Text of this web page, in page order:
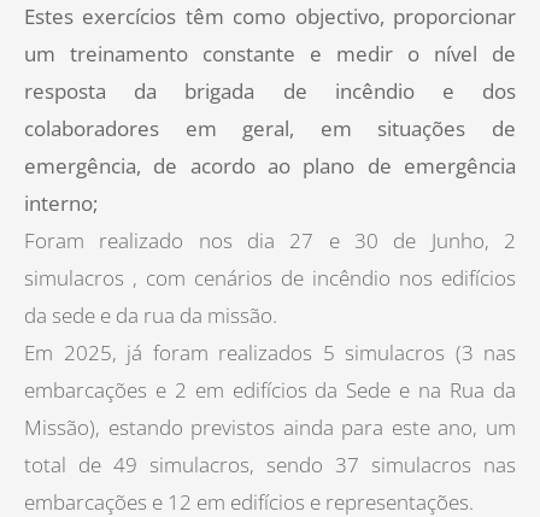
Estes exercícios têm como objectivo, proporcionar
um treinamento constante e medir o nível de
resposta da brigada de incêndio e dos
colaboradores em geral, em situações de
emergência, de acordo ao plano de emergência
interno;
Foram realizado nos dia 27 e 30 de Junho, 2
simulacros , com cenários de incêndio nos edifícios
da sede e da rua da missão.
Em 2025, já foram realizados 5 simulacros (3 nas
embarcações e 2 em edifícios da Sede e na Rua da
Missão), estando previstos ainda para este ano, um
total de 49 simulacros, sendo 37 simulacros nas
embarcações e 12 em edifícios e representações.